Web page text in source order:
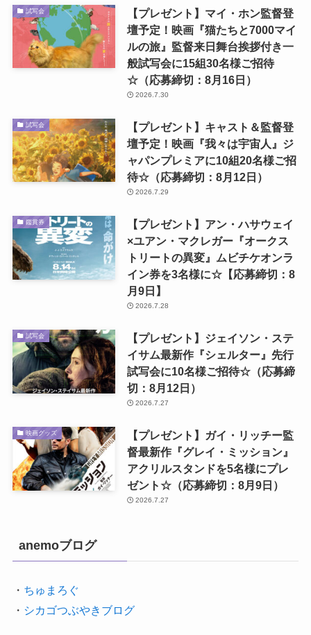
試写会
【プレゼント】マイ・ホン監督登
壇予定！映画『猫たちと7000マイ
ルの旅』監督来日舞台挨拶付き一
般試写会に15組30名様ご招待
☆（応募締切：8月16日）
2026.7.30
試写会
【プレゼント】キャスト＆監督登
壇予定！映画『我々は宇宙人』ジ
ャパンプレミアに10組20名様ご招
待☆（応募締切：8月12日）
2026.7.29
鑑賞券
【プレゼント】アン・ハサウェイ
×ユアン・マクレガー『オークス
トリートの異変』ムビチケオンラ
イン券を3名様に☆【応募締切：8
月9日】
2026.7.28
試写会
【プレゼント】ジェイソン・ステ
イサム最新作『シェルター』先行
試写会に10名様ご招待☆（応募締
切：8月12日）
2026.7.27
映画グッズ
【プレゼント】ガイ・リッチー監
督最新作『グレイ・ミッション』
アクリルスタンドを5名様にプレ
ゼント☆（応募締切：8月9日）
2026.7.27
anemoブログ
・ ちゅまろぐ
・ シカゴつぶやきブログ